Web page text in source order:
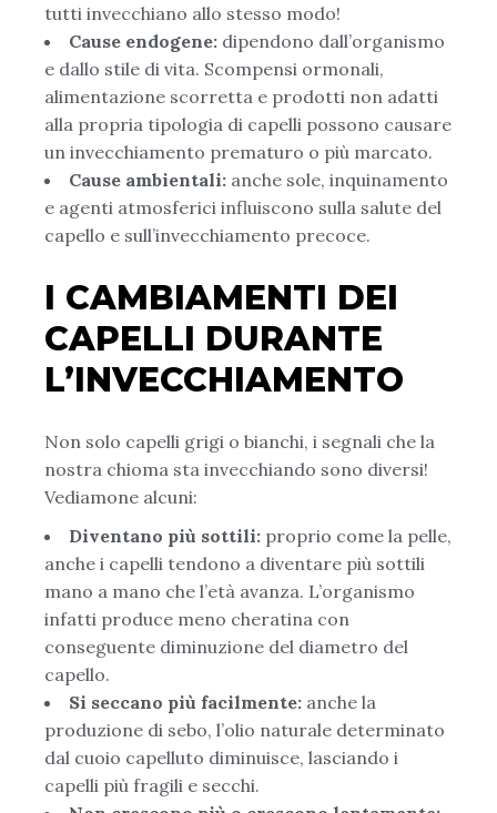
tutti invecchiano allo stesso modo!
Cause endogene: dipendono dall’organismo
e dallo stile di vita. Scompensi ormonali,
alimentazione scorretta e prodotti non adatti
alla propria tipologia di capelli possono causare
un invecchiamento prematuro o più marcato.
Cause ambientali: anche sole, inquinamento
e agenti atmosferici influiscono sulla salute del
capello e sull’invecchiamento precoce.
I CAMBIAMENTI DEI
CAPELLI DURANTE
L’INVECCHIAMENTO
Non solo capelli grigi o bianchi, i segnali che la
nostra chioma sta invecchiando sono diversi!
Vediamone alcuni:
Diventano più sottili: proprio come la pelle,
anche i capelli tendono a diventare più sottili
mano a mano che l’età avanza. L’organismo
infatti produce meno cheratina con
conseguente diminuzione del diametro del
capello.
Si seccano più facilmente: anche la
produzione di sebo, l’olio naturale determinato
dal cuoio capelluto diminuisce, lasciando i
capelli più fragili e secchi.